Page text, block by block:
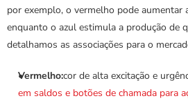
por exemplo, o vermelho pode aumentar
enquanto o azul estimula a produção de
detalhamos as associações para o
Vermelho:cor de alta excitação e
em saldos e botões de chamada para